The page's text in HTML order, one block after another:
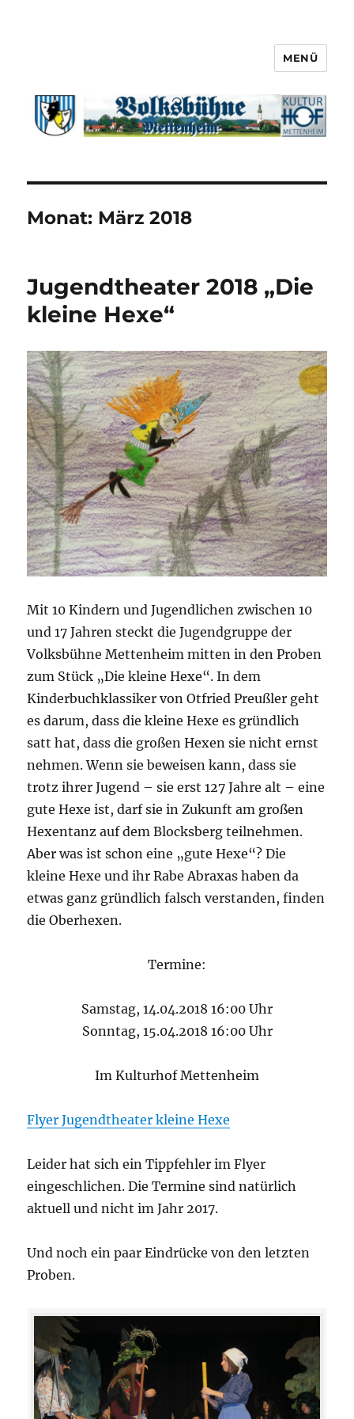
MENÜ
Monat: März 2018
Jugendtheater 2018 „Die
kleine Hexe“
Mit 10 Kindern und Jugendlichen zwischen 10
und 17 Jahren steckt die Jugendgruppe der
Volksbühne Mettenheim mitten in den Proben
zum Stück „Die kleine Hexe“. In dem
Kinderbuchklassiker von Otfried Preußler geht
es darum, dass die kleine Hexe es gründlich
satt hat, dass die großen Hexen sie nicht ernst
nehmen. Wenn sie beweisen kann, dass sie
trotz ihrer Jugend – sie erst 127 Jahre alt – eine
gute Hexe ist, darf sie in Zukunft am großen
Hexentanz auf dem Blocksberg teilnehmen.
Aber was ist schon eine „gute Hexe“? Die
kleine Hexe und ihr Rabe Abraxas haben da
etwas ganz gründlich falsch verstanden, finden
die Oberhexen.
Termine:
Samstag, 14.04.2018 16:00 Uhr
Sonntag, 15.04.2018 16:00 Uhr
Im Kulturhof Mettenheim
Flyer Jugendtheater kleine Hexe
Leider hat sich ein Tippfehler im Flyer
eingeschlichen. Die Termine sind natürlich
aktuell und nicht im Jahr 2017.
Und noch ein paar Eindrücke von den letzten
Proben.